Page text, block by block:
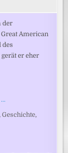
der
American
des
er eher
…
,Geschichte,